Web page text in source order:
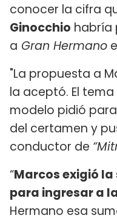
conocer la cifra
Ginocchio habría
a Gran Hermano
"La propuesta a
la aceptó. El
modelo pidió
del certamen y
conductor de
“Marcos exigió
para ingresar a
Hermano esa